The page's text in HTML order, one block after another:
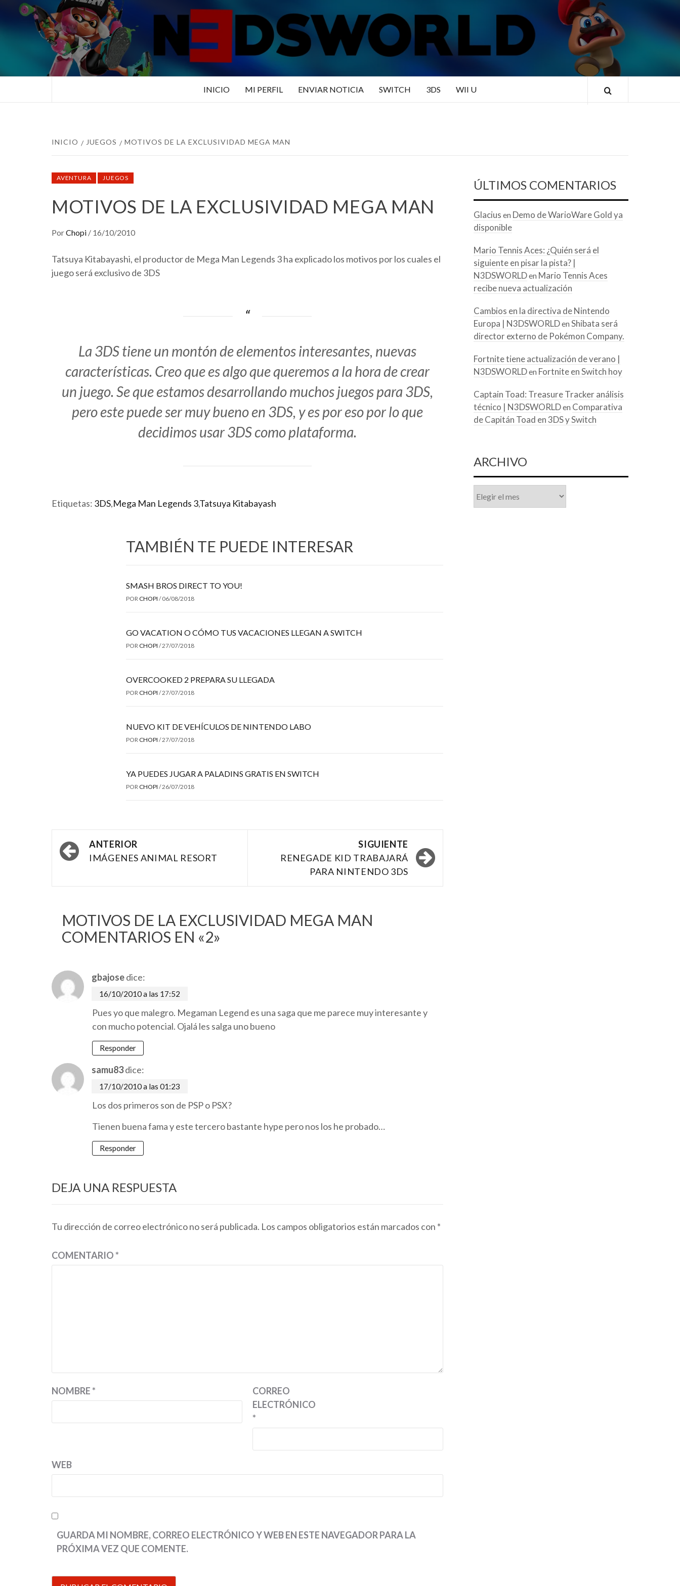
Saltar
N3DSWORLD
TUS ESPECIALISTAS EN NINTENDO
INICIO MI PERFIL ENVIAR NOTICIA SWITCH 3DS WII U
INICIO JUEGOS MOTIVOS DE LA EXCLUSIVIDAD MEGA MAN
AVENTURA JUEGOS
MOTIVOS DE LA EXCLUSIVIDAD MEGA MAN
PorChopi / 16/10/2010
Tatsuya Kitabayashi, el productor de Mega Man Legends 3 ha explicado los motivos por los cuales el
juego será exclusivo de 3DS
La 3DS tiene un montón de elementos interesantes, nuevas
características. Creo que es algo que queremos a la hora de crear
un juego. Se que estamos desarrollando muchos juegos para 3DS,
pero este puede ser muy bueno en 3DS, y es por eso por lo que
decidimos usar 3DS como plataforma.
Etiquetas: 3DS,Mega Man Legends 3,Tatsuya Kitabayash
TAMBIÉN TE PUEDE INTERESAR
SMASH BROS DIRECT TO YOU!
POR CHOPI / 06/08/2018
GO VACATION O CÓMO TUS VACACIONES LLEGAN A SWITCH
POR CHOPI /27/07/2018
OVERCOOKED 2 PREPARA SU LLEGADA
POR CHOPI /27/07/2018
NUEVO KIT DE VEHÍCULOS DE NINTENDO LABO
POR CHOPI /27/07/2018
YA PUEDES JUGAR A PALADINS GRATIS EN SWITCH
POR CHOPI /26/07/2018
Navegación
por
ANTERIOR
IMÁGENES ANIMAL RESORT
SIGUIENTE
RENEGADE KID TRABAJARÁ
PARA NINTENDO 3DS
MOTIVOS DE LA EXCLUSIVIDAD MEGA MAN
COMENTARIOS EN «2»
gbajosedice:
16/10/2010 a las 17:52
Pues yo que malegro. Megaman Legend es una saga que me parece muy interesante y
con mucho potencial. Ojalá les salga uno bueno
Responder
samu83dice:
17/10/2010 a las 01:23
Los dos primeros son de PSP o PSX?
Tienen buena fama y este tercero bastante hype pero nos los he probado…
Responder
DEJA UNA RESPUESTA
Tu dirección de correo electrónico no será publicada. Los campos obligatorios están marcados con *
COMENTARIO*
NOMBRE*
CORREO
ELECTRÓNICO
*
WEB
GUARDA MI NOMBRE, CORREO ELECTRÓNICO Y WEB EN ESTE NAVEGADOR PARA LA
PRÓXIMA VEZ QUE COMENTE.
ÚLTIMOS COMENTARIOS
Glacius en Demo de WarioWare Gold ya
disponible
Mario Tennis Aces: ¿Quién será el
siguiente en pisar la pista? |
N3DSWORLDen Mario Tennis Aces
recibe nueva actualización
Cambios en la directiva de Nintendo
Europa | N3DSWORLDen Shibata será
director externo de Pokémon Company.
Fortnite tiene actualización de verano |
N3DSWORLDen Fortnite en Switch hoy
Captain Toad: Treasure Tracker análisis
técnico | N3DSWORLDen Comparativa
de Capitán Toad en 3DS y Switch
ARCHIVO